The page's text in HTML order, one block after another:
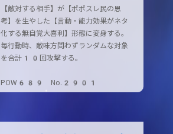
【敵対する相手】が【ポポスレ民の思
考】を生やした【言動・能力効果がネタ
化する無自覚大喜利】形態に変身する。
毎行動時、敵味方問わずランダムな対象
を合計10回攻撃する。
POW689 No.2901